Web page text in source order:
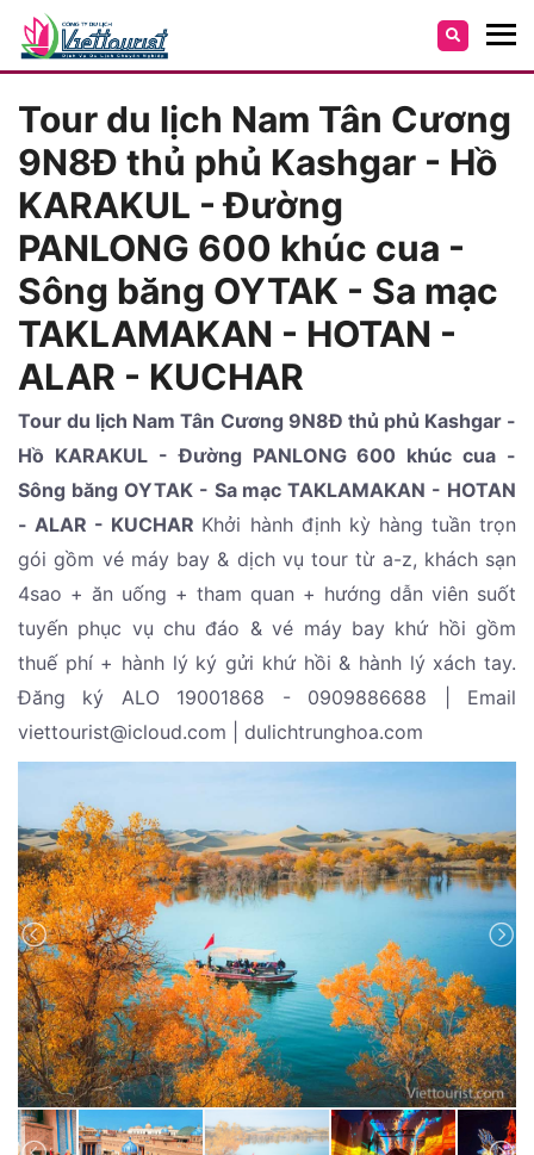
Tour du lịch Nam Tân Cương
9N8Đ thủ phủ Kashgar - Hồ
KARAKUL - Đường
PANLONG 600 khúc cua -
Sông băng OYTAK - Sa mạc
TAKLAMAKAN - HOTAN -
ALAR - KUCHAR
Tour du lịch Nam Tân Cương 9N8Đ thủ phủ Kashgar -
Hồ KARAKUL - Đường PANLONG 600 khúc cua -
Sông băng OYTAK - Sa mạc TAKLAMAKAN - HOTAN
- ALAR - KUCHAR Khởi hành định kỳ hàng tuần trọn
gói gồm vé máy bay & dịch vụ tour từ a-z, khách sạn
4sao + ăn uống + tham quan + hướng dẫn viên suốt
tuyến phục vụ chu đáo & vé máy bay khứ hồi gồm
thuế phí + hành lý ký gửi khứ hồi & hành lý xách tay.
Đăng ký ALO 19001868 - 0909886688 | Email
viettourist@icloud.com | dulichtrunghoa.com